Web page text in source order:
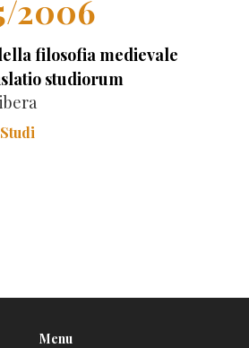
2006
filosofia medievale
studiorum
Menu